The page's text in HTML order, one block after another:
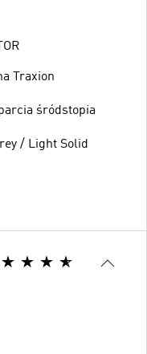
Traxion
śródstopia
/ Light Solid